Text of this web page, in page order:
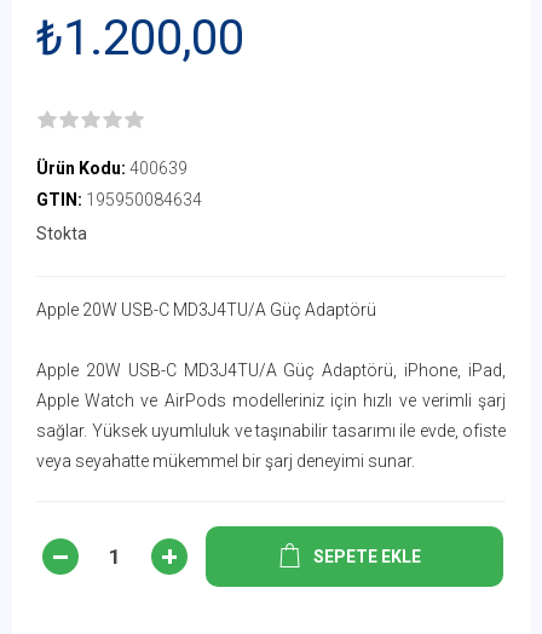
₺1.200,00
Ürün Kodu: 400639
GTIN: 195950084634
Stokta
Apple 20W USB-C MD3J4TU/A Güç Adaptörü
Apple 20W USB-C MD3J4TU/A Güç Adaptörü, iPhone, iPad,
Apple Watch ve AirPods modelleriniz için hızlı ve verimli şarj
sağlar. Yüksek uyumluluk ve taşınabilir tasarımı ile evde, ofiste
veya seyahatte mükemmel bir şarj deneyimi sunar.
SEPETE EKLE